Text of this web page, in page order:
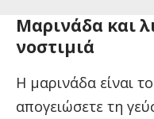
Μαρινάδα και
νοστιμιά
Η μαρινάδα είναι
απογειώσετε τη